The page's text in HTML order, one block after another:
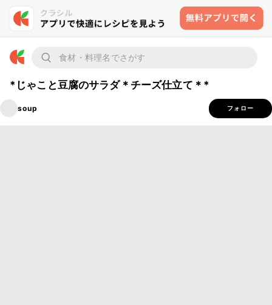
*じゃこと豆腐のサラダ＊チーズ仕立て＊*
soup フォロー